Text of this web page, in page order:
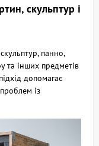
скульптур і
панно,
та інших предметів
допомагає
із